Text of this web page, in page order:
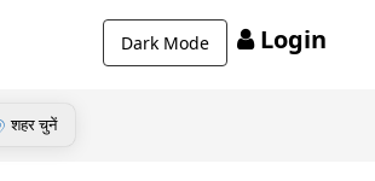
Dark Mode Login
शहर चुनें